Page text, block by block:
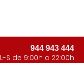
944 943 444
L-S de 9:00h a 22:00h